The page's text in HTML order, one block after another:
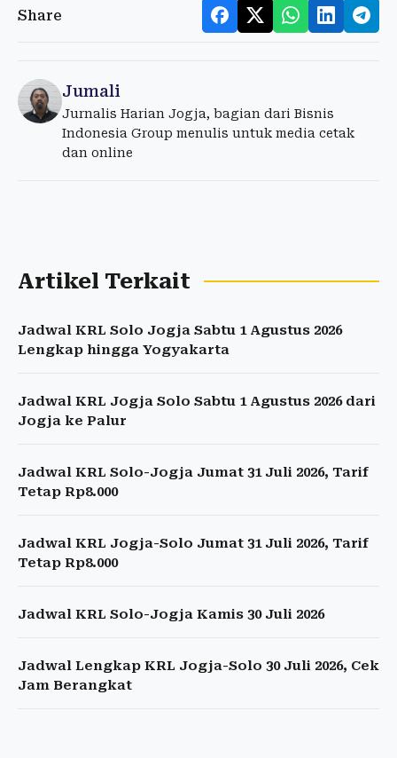
Share
Jumali
Jurnalis Harian Jogja, bagian dari Bisnis
Indonesia Group menulis untuk media cetak
dan online
Artikel Terkait
Jadwal KRL Solo Jogja Sabtu 1 Agustus 2026
Lengkap hingga Yogyakarta
Jadwal KRL Jogja Solo Sabtu 1 Agustus 2026 dari
Jogja ke Palur
Jadwal KRL Solo-Jogja Jumat 31 Juli 2026, Tarif
Tetap Rp8.000
Jadwal KRL Jogja-Solo Jumat 31 Juli 2026, Tarif
Tetap Rp8.000
Jadwal KRL Solo-Jogja Kamis 30 Juli 2026
Jadwal Lengkap KRL Jogja-Solo 30 Juli 2026, Cek
Jam Berangkat